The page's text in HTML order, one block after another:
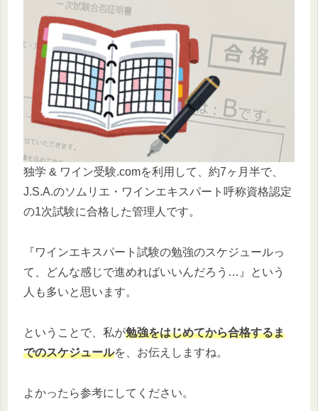
独学 & ワイン受験.comを利用して、約7ヶ月半で、
J.S.A.のソムリエ・ワインエキスパート呼称資格認定
の1次試験に合格した管理人です。
『ワインエキスパート試験の勉強のスケジュールっ
て、どんな感じで進めればいいんだろう…』という
人も多いと思います。
ということで、私が勉強をはじめてから合格するま
でのスケジュールを、お伝えしますね。
よかったら参考にしてください。